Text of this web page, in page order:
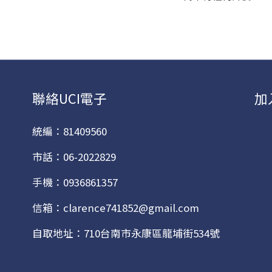
聯絡UCI電子
統編：81409560
市話：06-2022829
手機：0936861357
信箱：clarence741852@gmail.com
自取地址：710台南市永康區龍埔街534號
加